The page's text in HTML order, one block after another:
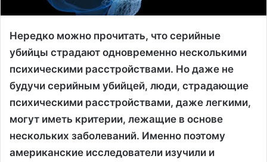
Нередко можно прочитать, что серийные
убийцы страдают одновременно несколькими
психическими расстройствами. Но даже не
будучи серийным убийцей, люди, страдающие
психическими расстройствами, даже легкими,
могут иметь критерии, лежащие в основе
нескольких заболеваний. Именно поэтому
американские исследователи изучили и